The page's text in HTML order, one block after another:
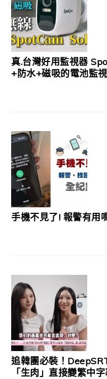
真.台灣好用監視器
+防水+磁吸的電池監
手機不見了! 報警有用
追韓團必裝！
「生肉」直接變繁中